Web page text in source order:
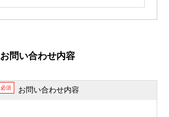
お問い合わせ内容
必須 お問い合わせ内容